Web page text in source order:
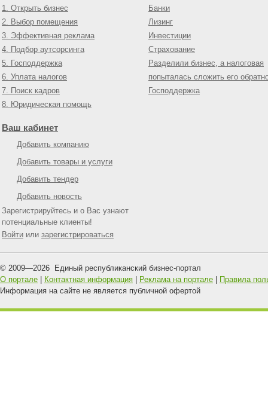
1. Открыть бизнес
2. Выбор помещения
3. Эффективная реклама
4. Подбор аутсорсинга
5. Господдержка
6. Уплата налогов
7. Поиск кадров
8. Юридическая помощь
Банки
Лизинг
Инвестиции
Страхование
Разделили бизнес, а налоговая
попыталась сложить его
Господдержка
Ваш кабинет
Добавить компанию
Добавить товары и услуги
Добавить тендер
Добавить новость
Зарегистрируйтесь и о Вас узнают
потенциальные клиенты!
Войти или зарегистрироваться
© 2009—2026 Единый республиканский бизнес-портал
О портале
Контактная информация Реклама на портале
Правила
Информация на сайте не является публичной офертой